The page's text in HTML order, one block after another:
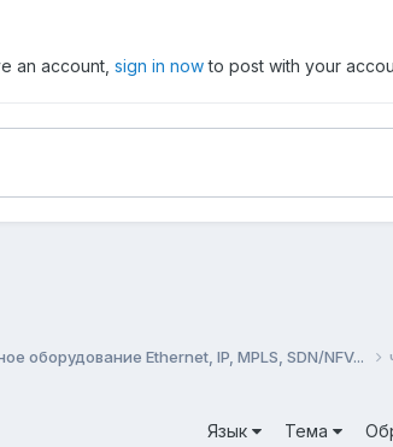
an account, sign in nowto post with your
оборудование Ethernet, IP, MPLS, SDN/NFV...
Язык Тема